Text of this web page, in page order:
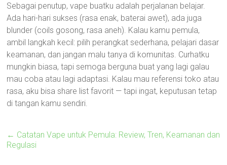
Sebagai penutup, vape buatku adalah perjalanan belajar.
Ada hari-hari sukses (rasa enak, baterai awet), ada juga
blunder (coils gosong, rasa aneh). Kalau kamu pemula,
ambil langkah kecil: pilih perangkat sederhana, pelajari dasar
keamanan, dan jangan malu tanya di komunitas. Curhatku
mungkin biasa, tapi semoga berguna buat yang lagi galau
mau coba atau lagi adaptasi. Kalau mau referensi toko atau
rasa, aku bisa share list favorit — tapi ingat, keputusan tetap
di tangan kamu sendiri.
← Catatan Vape untuk Pemula: Review, Tren, Keamanan dan
Regulasi